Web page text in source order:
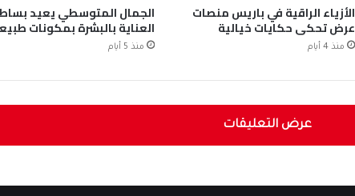
الأزياء الراقية في باريس منصات
عرض تحكي حكايات خيالية
منذ 4 أيام
الجمال المتوسطي يعيد
العناية بالبشرة بمكونات
منذ 5 أيام
عرض التعليقات